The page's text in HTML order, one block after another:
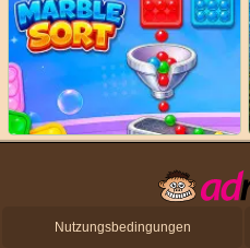
Nutzungsbedingungen